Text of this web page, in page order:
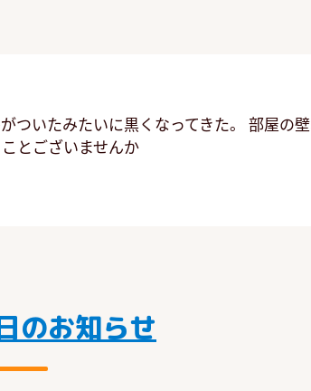
いたみたいに黒くなってきた。 部屋の壁
とございませんか
のお知らせ